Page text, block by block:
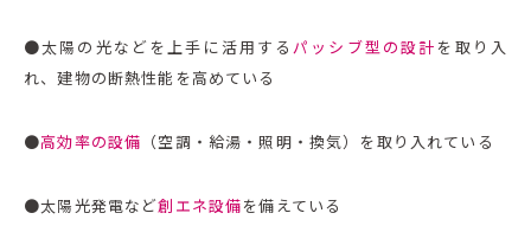
●太陽の光などを上手に活用するパッシブ型の設計 を取り入
れ、建物の断熱性能を高めている
●高効率の設備 （空調・給湯・照明・換気）を取り入れている
●太陽光発電など創エネ設備を備えている